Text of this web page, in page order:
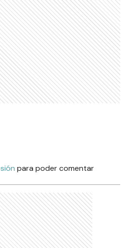
para poder comentar